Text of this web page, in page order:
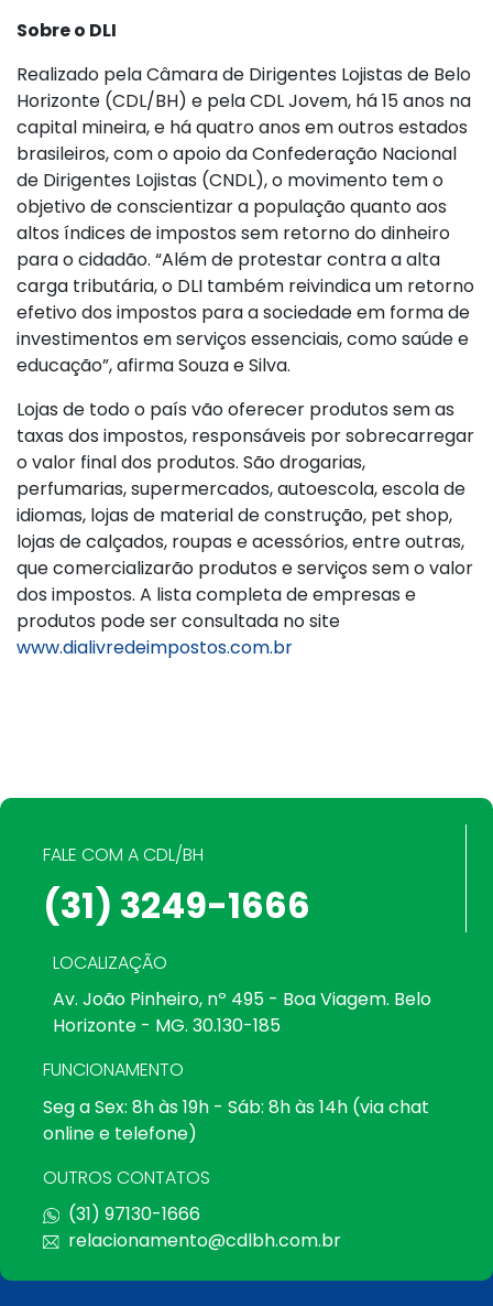
Sobre o DLI
Realizado pela Câmara de Dirigentes Lojistas de Belo
Horizonte (CDL/BH) e pela CDL Jovem, há 15 anos na
capital mineira, e há quatro anos em outros estados
brasileiros, com o apoio da Confederação Nacional
de Dirigentes Lojistas (CNDL), o movimento tem o
objetivo de conscientizar a população quanto aos
altos índices de impostos sem retorno do dinheiro
para o cidadão. “Além de protestar contra a alta
carga tributária, o DLI também reivindica um retorno
efetivo dos impostos para a sociedade em forma de
investimentos em serviços essenciais, como saúde e
educação”, afirma Souza e Silva.
Lojas de todo o país vão oferecer produtos sem as
taxas dos impostos, responsáveis por sobrecarregar
o valor final dos produtos. São drogarias,
perfumarias, supermercados, autoescola, escola de
idiomas, lojas de material de construção, pet shop,
lojas de calçados, roupas e acessórios, entre outras,
que comercializarão produtos e serviços sem o valor
dos impostos. A lista completa de empresas e
produtos pode ser consultada no site
www.dialivredeimpostos.com.br
FALE COM A CDL/BH
(31) 3249-1666
LOCALIZAÇÃO
Av. João Pinheiro, nº 495 - Boa Viagem. Belo
Horizonte - MG. 30.130-185
FUNCIONAMENTO
Seg a Sex: 8h às 19h - Sáb: 8h às 14h (via chat
online e telefone)
OUTROS CONTATOS
(31) 97130-1666
relacionamento@cdlbh.com.br